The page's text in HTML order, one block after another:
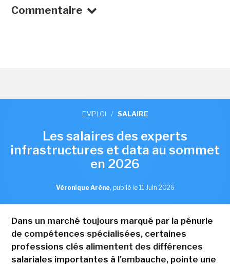
Commentaire
EMPLOI / SALAIRE
Les salaires des experts
infrastructures et data au sommet
en 2026
Véronique Arène, publié le 11 Juin 2026
Dans un marché toujours marqué par la pénurie
de compétences spécialisées, certaines
professions clés alimentent des différences
salariales importantes à l'embauche, pointe une